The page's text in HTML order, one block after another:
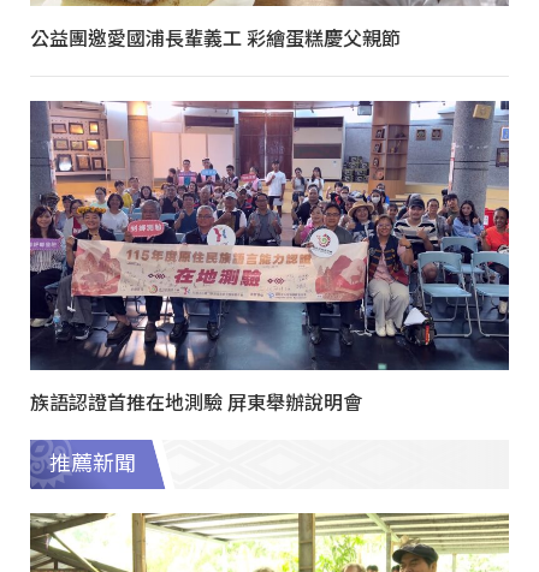
公益團邀愛國浦長輩義工 彩繪蛋糕慶父親節
族語認證首推在地測驗 屏東舉辦說明會
推薦新聞